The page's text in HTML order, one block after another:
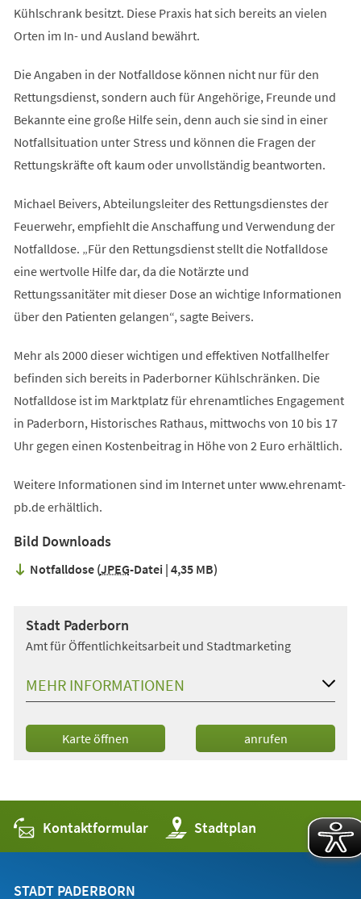
Kühlschrank besitzt. Diese Praxis hat sich bereits an vielen
Orten im In- und Ausland bewährt.
Die Angaben in der Notfalldose können nicht nur für den
Rettungsdienst, sondern auch für Angehörige, Freunde und
Bekannte eine große Hilfe sein, denn auch sie sind in einer
Notfallsituation unter Stress und können die Fragen der
Rettungskräfte oft kaum oder unvollständig beantworten.
Michael Beivers, Abteilungsleiter des Rettungsdienstes der
Feuerwehr, empfiehlt die Anschaffung und Verwendung der
Notfalldose. „Für den Rettungsdienst stellt die Notfalldose
eine wertvolle Hilfe dar, da die Notärzte und
Rettungssanitäter mit dieser Dose an wichtige Informationen
über den Patienten gelangen“, sagte Beivers.
Mehr als 2000 dieser wichtigen und effektiven Notfallhelfer
befinden sich bereits in Paderborner Kühlschränken. Die
Notfalldose ist im Marktplatz für ehrenamtliches Engagement
in Paderborn, Historisches Rathaus, mittwochs von 10 bis 17
Uhr gegen einen Kostenbeitrag in Höhe von 2 Euro erhältlich.
Weitere Informationen sind im Internet unter www.ehrenamt-
pb.de erhältlich.
Bild Downloads
Notfalldose JPEG-Datei 4,35 MB
Stadt Paderborn
Amt für Öffentlichkeitsarbeit und Stadtmarketing
MEHR INFORMATIONEN
Karte öffnen
(Öffnet
in
anrufen
Kontaktformular Stadtplan
(Öffnet
in
einem
STADT PADERBORN